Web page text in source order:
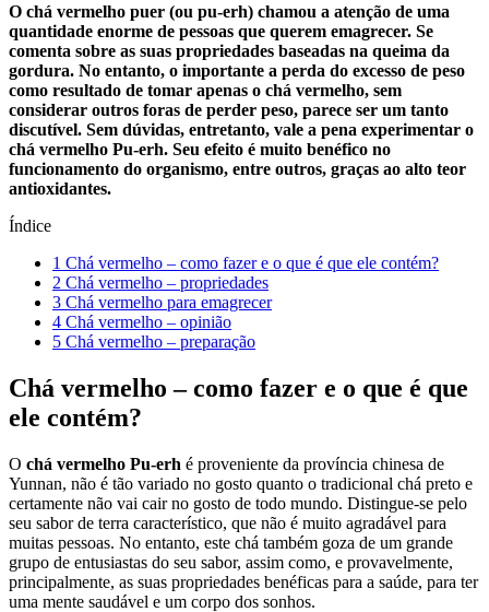
O chá vermelho puer (ou pu-erh) chamou a atenção de uma
quantidade enorme de pessoas que querem emagrecer. Se
comenta sobre as suas propriedades baseadas na queima da
gordura. No entanto, o importante a perda do excesso de peso
como resultado de tomar apenas o chá vermelho, sem
considerar outros foras de perder peso, parece ser um tanto
discutível. Sem dúvidas, entretanto, vale a pena experimentar o
chá vermelho Pu-erh. Seu efeito é muito benéfico no
funcionamento do organismo, entre outros, graças ao alto teor
antioxidantes.
Índice
1 Chá vermelho – como fazer e o que é que ele contém?
2 Chá vermelho – propriedades
3 Chá vermelho para emagrecer
4 Chá vermelho – opinião
5 Chá vermelho – preparação
Chá vermelho – como fazer e o que é que
ele contém?
O chá vermelho Pu-erh é proveniente da província chinesa de
Yunnan, não é tão variado no gosto quanto o tradicional chá preto e
certamente não vai cair no gosto de todo mundo. Distingue-se pelo
seu sabor de terra característico, que não é muito agradável para
muitas pessoas. No entanto, este chá também goza de um grande
grupo de entusiastas do seu sabor, assim como, e provavelmente,
principalmente, as suas propriedades benéficas para a saúde, para ter
uma mente saudável e um corpo dos sonhos.